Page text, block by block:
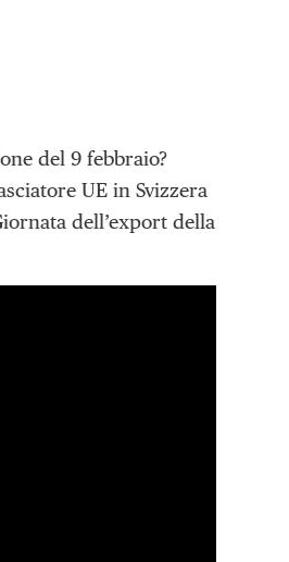
del 9 febbraio?
UE in Svizzera
dell’export della